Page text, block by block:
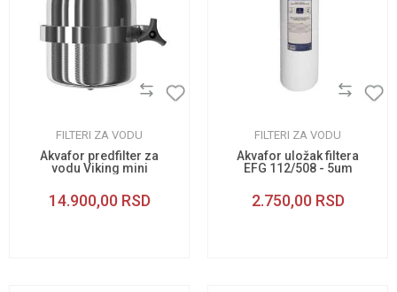
FILTERI ZA VODU
Akvafor predfilter za
vodu Viking mini
14.900,00 RSD
FILTERI ZA VODU
Akvafor uložak filtera
EFG 112/508 - 5um
2.750,00 RSD